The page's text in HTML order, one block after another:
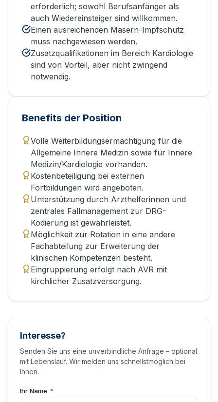
erforderlich; sowohl Berufsanfänger als
auch Wiedereinsteiger sind willkommen.
Einen ausreichenden Masern-Impfschutz
muss nachgewiesen werden.
Zusatzqualifikationen im Bereich Kardiologie
sind von Vorteil, aber nicht zwingend
notwendig.
Benefits der Position
Volle Weiterbildungsermächtigung für die
Allgemeine Innere Medizin sowie für Innere
Medizin/Kardiologie vorhanden.
Kostenbeteiligung bei externen
Fortbildungen wird angeboten.
Unterstützung durch Arzthelferinnen und
zentrales Fallmanagement zur DRG-
Kodierung ist gewährleistet.
Möglichkeit zur Rotation in eine andere
Fachabteilung zur Erweiterung der
klinischen Kompetenzen besteht.
Eingruppierung erfolgt nach AVR mit
kirchlicher Zusatzversorgung.
Interesse?
Senden Sie uns eine unverbindliche Anfrage – optional
mit Lebenslauf. Wir melden uns schnellstmöglich bei
Ihnen.
Ihr Name *